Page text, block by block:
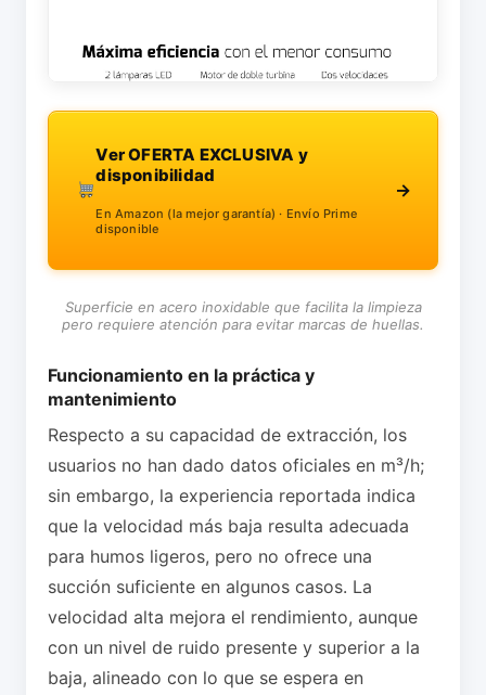
Ver OFERTA EXCLUSIVA y
disponibilidad
En Amazon (la mejor garantía) · Envío Prime
disponible
→
Superficie en acero inoxidable que facilita la limpieza
pero requiere atención para evitar marcas de huellas.
Funcionamiento en la práctica y
mantenimiento
Respecto a su capacidad de extracción, los
usuarios no han dado datos oficiales en m³/h;
sin embargo, la experiencia reportada indica
que la velocidad más baja resulta adecuada
para humos ligeros, pero no ofrece una
succión suficiente en algunos casos. La
velocidad alta mejora el rendimiento, aunque
con un nivel de ruido presente y superior a la
baja, alineado con lo que se espera en